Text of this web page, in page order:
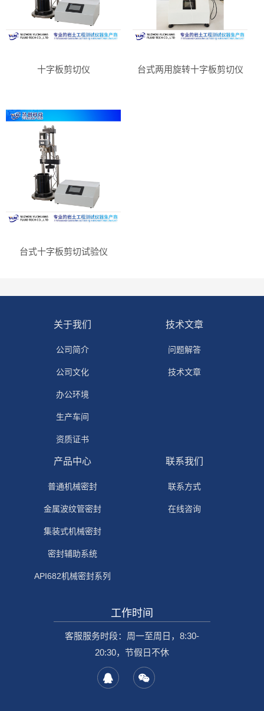
十字板剪切仪 台式两用旋转十字板剪切仪
台式十字板剪切试验仪
关于我们
公司简介
公司文化
办公环境
生产车间
资质证书
技术文章
问题解答
技术文章
产品中心
普通机械密封
金属波纹管密封
集装式机械密封
密封辅助系统
API682机械密封系列
联系我们
联系方式
在线咨询
工作时间
客服服务时段：周一至周日，8:30-
20:30，节假日不休